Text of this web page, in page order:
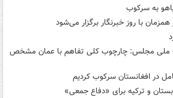
به سرکوب
با روز خبرنگار برگزار می‌شود
ملی مجلس: چارچوب کلی تفاهم با عمان مشخص
در افغانستان سرکوب کردیم
و ترکیه برای «دفاع جمعی»